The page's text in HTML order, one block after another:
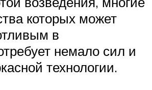
которых может
в
немало сил и
технологии.